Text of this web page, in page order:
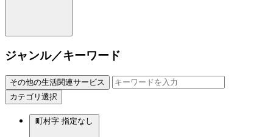
ジャンル／キーワード
その他の生活関連サービス
カテゴリ選択
町村字 指定なし